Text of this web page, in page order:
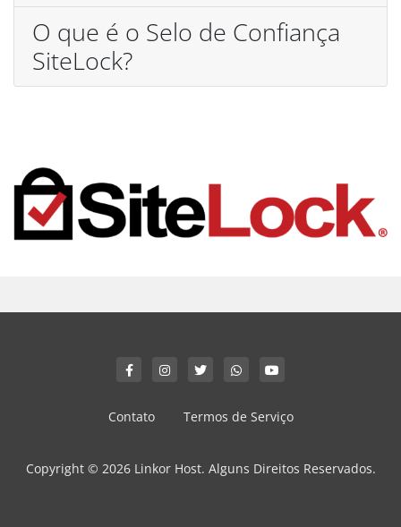
O que é o Selo de Confiança
SiteLock?
Contato Termos de Serviço
Copyright © 2026 Linkor Host. Alguns Direitos Reservados.